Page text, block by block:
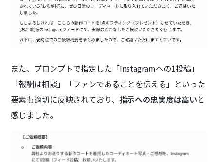
また、プロンプトで指定した「Instagramへの1投稿」
「報酬は相談」「ファンであることを伝える」といった
要素も適切に反映されており、指示への忠実度は高いと
感じました。